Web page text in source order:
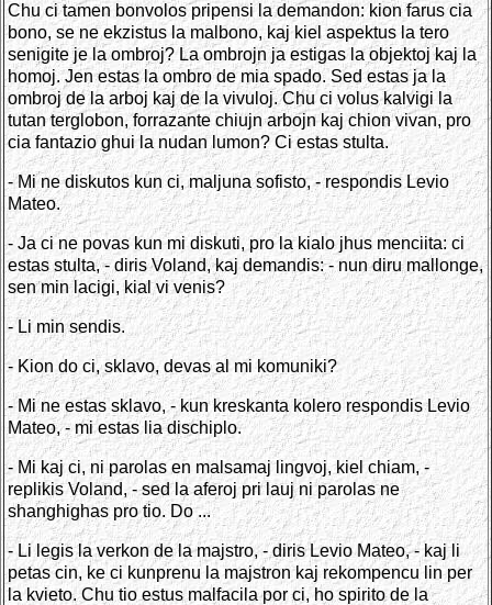
Chu ci tamen bonvolos pripensi la demandon: kion farus cia
bono, se ne ekzistus la malbono, kaj kiel aspektus la tero
senigite je la ombroj? La ombrojn ja estigas la objektoj kaj la
homoj. Jen estas la ombro de mia spado. Sed estas ja la
ombroj de la arboj kaj de la vivuloj. Chu ci volus kalvigi la
tutan terglobon, forrazante chiujn arbojn kaj chion vivan, pro
cia fantazio ghui la nudan lumon? Ci estas stulta.
- Mi ne diskutos kun ci, maljuna sofisto, - respondis Levio
Mateo.
- Ja ci ne povas kun mi diskuti, pro la kialo jhus menciita: ci
estas stulta, - diris Voland, kaj demandis: - nun diru mallonge,
sen min lacigi, kial vi venis?
- Li min sendis.
- Kion do ci, sklavo, devas al mi komuniki?
- Mi ne estas sklavo, - kun kreskanta kolero respondis Levio
Mateo, - mi estas lia dischiplo.
- Mi kaj ci, ni parolas en malsamaj lingvoj, kiel chiam, -
replikis Voland, - sed la aferoj pri lauj ni parolas ne
shanghighas pro tio. Do ...
- Li legis la verkon de la majstro, - diris Levio Mateo, - kaj li
petas cin, ke ci kunprenu la majstron kaj rekompencu lin per
la kvieto. Chu tio estus malfacila por ci, ho spirito de la